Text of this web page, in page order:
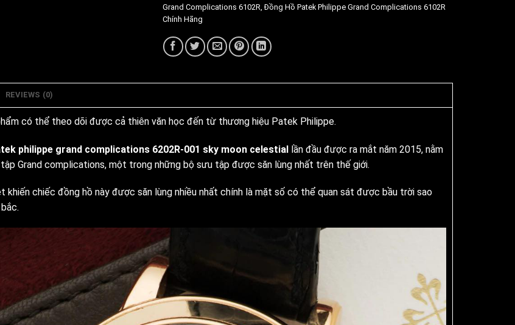
Grand Complications 6102R ,Đồng Hồ Patek Philippe Grand Complications 6102R
Chính Hãng
REVIEWS (0)
có thể theo dõi được cả thiên văn học đến từ thương hiệu Patek Philippe.
philippe grand complications 6202R-001 sky moon celestial lần đầu được ra mắt năm 2015, nằm
Grand complications, một trong những bộ sưu tập được săn lùng nhất trên thế giới.
khiến chiếc đồng hồ này được săn lùng nhiều nhất chính là mặt số có thể quan sát được bầu trời sao